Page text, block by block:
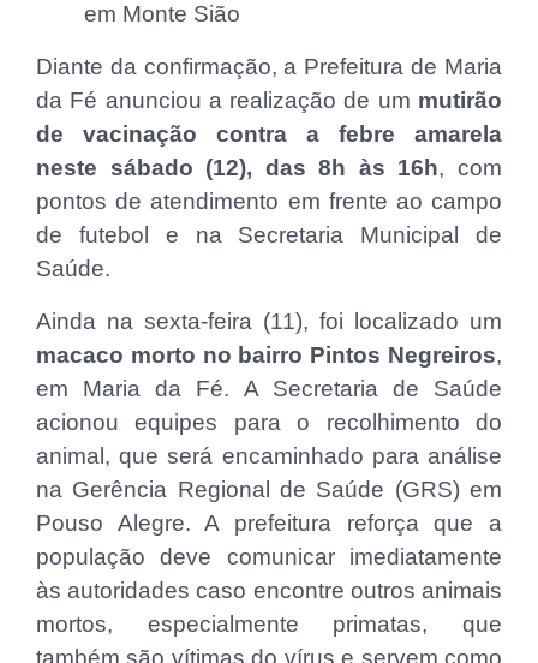
em Monte Sião
Diante da confirmação, a Prefeitura de Maria
da Fé anunciou a realização de um mutirão
de vacinação contra a febre amarela
neste sábado (12), das 8h às 16h, com
pontos de atendimento em frente ao campo
de futebol e na Secretaria Municipal de
Saúde.
Ainda na sexta-feira (11), foi localizado um
macaco morto no bairro Pintos Negreiros,
em Maria da Fé. A Secretaria de Saúde
acionou equipes para o recolhimento do
animal, que será encaminhado para análise
na Gerência Regional de Saúde (GRS) em
Pouso Alegre. A prefeitura reforça que a
população deve comunicar imediatamente
às autoridades caso encontre outros animais
mortos, especialmente primatas, que